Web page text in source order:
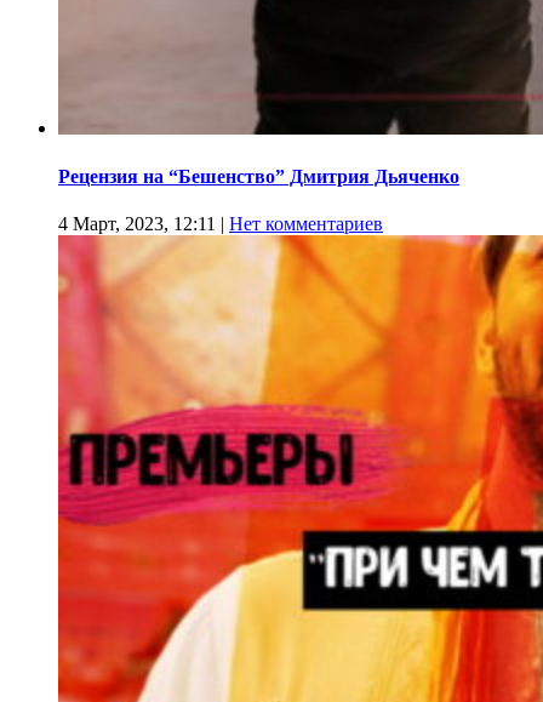
Рецензия на “Бешенство” Дмитрия Дьяченко
4 Март, 2023, 12:11 | Нет комментариев